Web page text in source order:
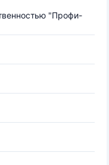
"Профи-